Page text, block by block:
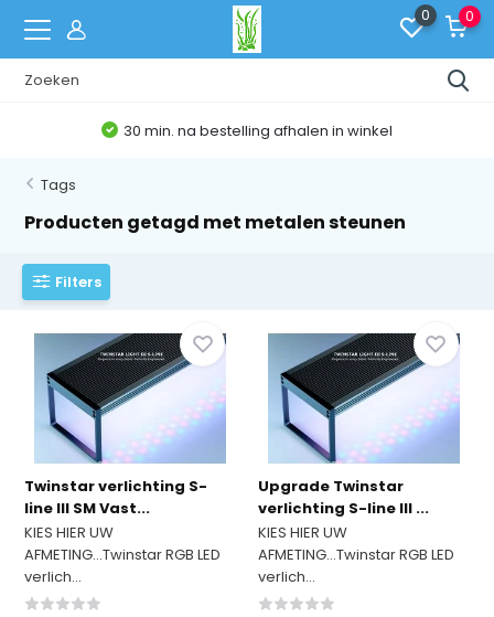
0 0
30 min. na bestelling afhalen in winkel
Tags
Producten getagd met metalen steunen
Filters
Twinstar verlichting S-
line III SM Vast...
KIES HIER UW
AFMETING...Twinstar RGB LED
verlich...
Upgrade Twinstar
verlichting S-line III ...
KIES HIER UW
AFMETING...Twinstar RGB LED
verlich...